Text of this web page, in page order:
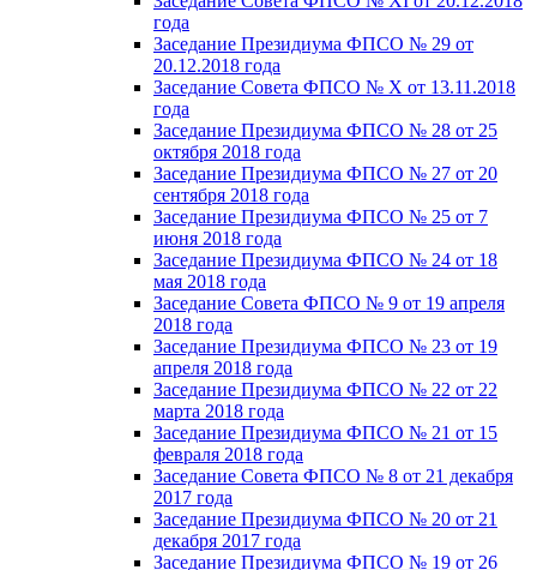
года
Заседание Президиума ФПСО № 29 от
20.12.2018 года
Заседание Совета ФПСО № X от 13.11.2018
года
Заседание Президиума ФПСО № 28 от 25
октября 2018 года
Заседание Президиума ФПСО № 27 от 20
сентября 2018 года
Заседание Президиума ФПСО № 25 от 7
июня 2018 года
Заседание Президиума ФПСО № 24 от 18
мая 2018 года
Заседание Совета ФПСО № 9 от 19 апреля
2018 года
Заседание Президиума ФПСО № 23 от 19
апреля 2018 года
Заседание Президиума ФПСО № 22 от 22
марта 2018 года
Заседание Президиума ФПСО № 21 от 15
февраля 2018 года
Заседание Совета ФПСО № 8 от 21 декабря
2017 года
Заседание Президиума ФПСО № 20 от 21
декабря 2017 года
Заседание Президиума ФПСО № 19 от 26